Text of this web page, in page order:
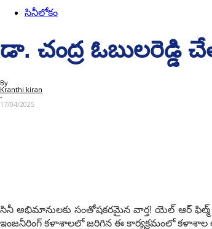
సినీలోకం
డా. చంద్ర
By
Kranthi kiran
-
17/04/2025
సినీ అభిమానులకు సంతోషకరమైన వార్త! యెల్ ఆర్
ఇంజనీరింగ్ కళాశాలలో జరిగిన ఈ కార్యక్రమంలో కళాశాల